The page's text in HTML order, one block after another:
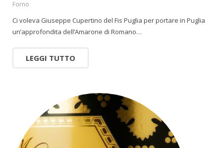
Forno
Ci voleva Giuseppe Cupertino del Fis Puglia per portare in Puglia
un’approfondita dell’Amarone di Romano…
LEGGI TUTTO